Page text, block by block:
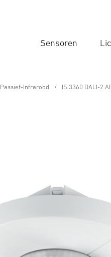
Sensoren
Passief-Infrarood IS 3360 DALI-2